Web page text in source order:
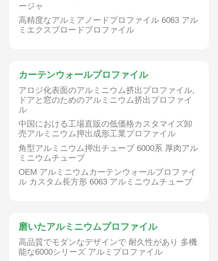
品質管理
ニュース
押出アルミニウムプロファイル
アルミ製のキッチンプロファイル
アルミニウム製ドアプロファイル
ージャ
高精度なアルミアノードプロファイル 6063 アル
ミエクスプロードプロファイル
カーテンウォールプロファイル
アロジ化表面のアルミニウム挤出プロファイル,
ドアと窓のためのアルミニウム挤出プロファイ
ル
中国における工場直販の低価格カスタマイズ卸
売アルミニウム押出成形工業プロファイル
角型アルミニウム押出チューブ 6000系 厚肉アル
ミニウムチューブ
OEM アルミニウムカーテンウォールプロファイ
ル カスタム長方形 6063 アルミニウムチューブ
磨いたアルミニウムプロファイル
高品質でモダンなデザインで 耐久性があり 多機
能な6000シリーズ アルミプロファイル